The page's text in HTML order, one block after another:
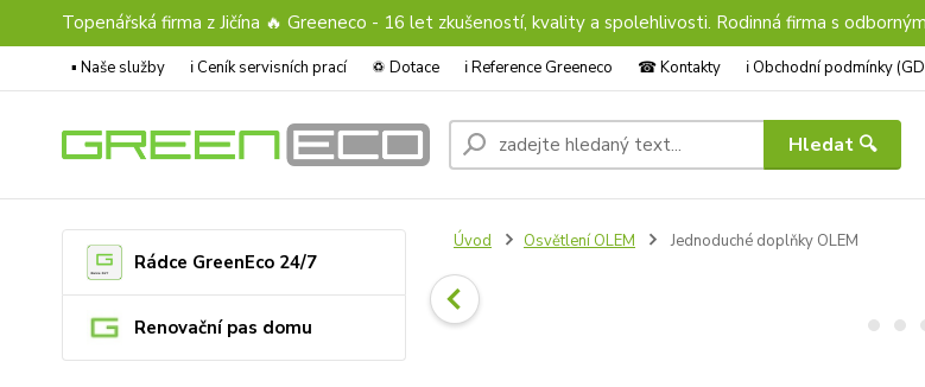
Topenářská firma z Jičína 🔥 Greeneco - 16 let zkušeností, kvality a spolehlivosti. Rodinná firma s
▪️ Naše služby ℹ︎ Ceník servisních prací ♽ Dotace ℹ︎ Reference Greeneco ☎︎ Kontakty ℹ︎ Obchodní podmínky
Hledat 🔍
Rádce GreenEco 24/7
Renovační pas domu
Úvod Osvětlení OLEM Jednoduché doplňky OLEM